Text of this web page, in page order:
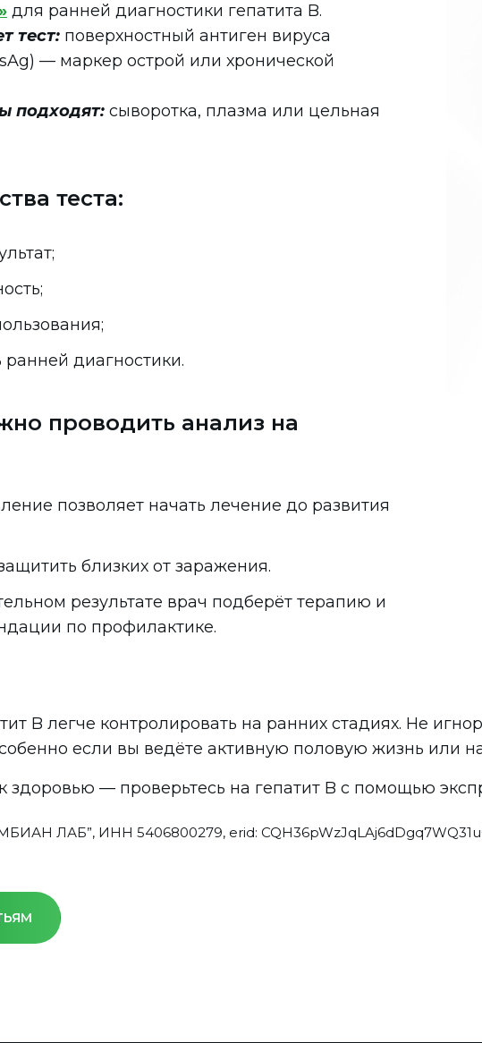
для ранней диагностики гепатита B.
тест: поверхностный антиген вируса
— маркер острой или хронической
подходят: сыворотка, плазма или цельная
теста:
ранней диагностики.
проводить анализ на
позволяет начать лечение до развития
близких от заражения.
результате врач подберёт терапию и
по профилактике.
B легче контролировать на ранних стадиях. Не
если вы ведёте активную половую жизнь или
здоровью — проверьтесь на гепатит B с помощью
ЛАБ”, ИНН 5406800279, erid: